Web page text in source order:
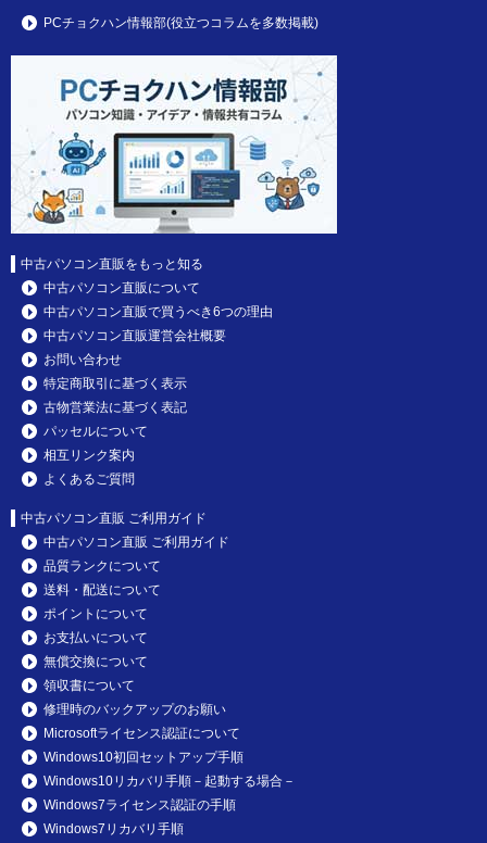
PCチョクハン情報部(役立つコラムを多数掲載)
中古パソコン直販をもっと知る
中古パソコン直販について
中古パソコン直販で買うべき6つの理由
中古パソコン直販運営会社概要
お問い合わせ
特定商取引に基づく表示
古物営業法に基づく表記
パッセルについて
相互リンク案内
よくあるご質問
中古パソコン直販 ご利用ガイド
中古パソコン直販 ご利用ガイド
品質ランクについて
送料・配送について
ポイントについて
お支払いについて
無償交換について
領収書について
修理時のバックアップのお願い
Microsoftライセンス認証について
Windows10初回セットアップ手順
Windows10リカバリ手順－起動する場合－
Windows7ライセンス認証の手順
Windows7リカバリ手順